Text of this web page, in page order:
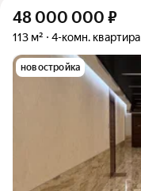
48 000 000 ₽
113 м² 4-комн. квартира
новостройка